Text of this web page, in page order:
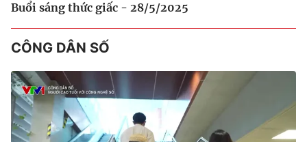
Buổi sáng thức giấc - 28/5/2025
CÔNG DÂN SỐ